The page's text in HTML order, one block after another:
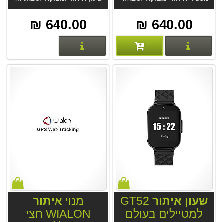
640.00 ₪
פרטים נוספים
640.00 ₪
שעון איתור GT52
למטיילים בעולם
מנוי איתור
WIALON חצי